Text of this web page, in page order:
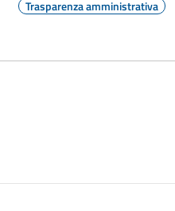
Trasparenza amministrativa